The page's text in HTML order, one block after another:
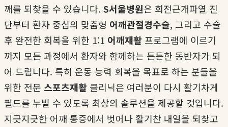
깨를 되찾을 수 있습니다. S서울병원은 회전근개파열 진
단부터 환자 중심의 맞춤형 어깨관절경수술, 그리고 수술
후 완전한 회복을 위한 1:1 어깨재활 프로그램에 이르기
까지 모든 과정에서 환자와 함께하는 든든한 동반자가 되
어 드립니다. 특히 운동 능력 회복을 목표로 하는 분들을
위한 전문 스포츠재활 클리닉은 여러분이 다시 활기차게
필드를 누빌 수 있도록 최상의 솔루션을 제공할 것입니다.
지긋지긋한 어깨 통증에서 벗어나 활기찬 내일을 되찾고